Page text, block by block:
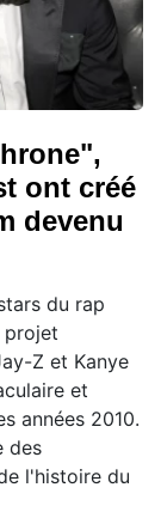
ont créé
devenu
du rap
projet
Z et Kanye
et
années 2010.
des
l'histoire du